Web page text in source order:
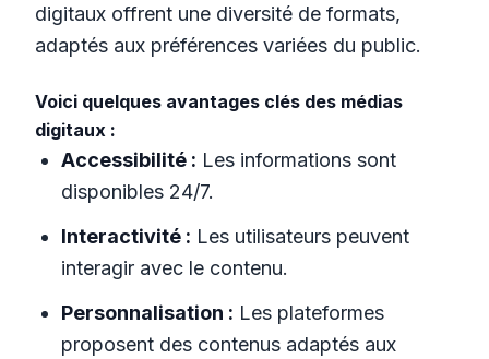
digitaux offrent une diversité de formats,
adaptés aux préférences variées du public.
Voici quelques avantages clés des médias
digitaux :
Accessibilité : Les informations sont
disponibles 24/7.
Interactivité : Les utilisateurs peuvent
interagir avec le contenu.
Personnalisation : Les plateformes
proposent des contenus adaptés aux